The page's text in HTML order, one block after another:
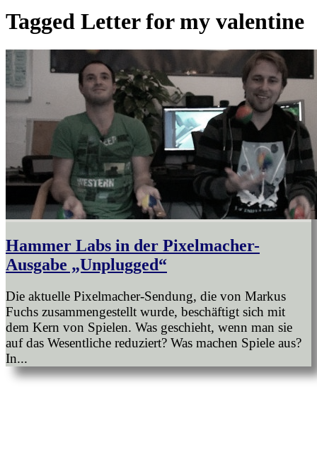
Tagged Letter for my valentine
Hammer Labs in der Pixelmacher-
Ausgabe „Unplugged“
Die aktuelle Pixelmacher-Sendung, die von Markus
Fuchs zusammengestellt wurde, beschäftigt sich mit
dem Kern von Spielen. Was geschieht, wenn man sie
auf das Wesentliche reduziert? Was machen Spiele aus?
In...